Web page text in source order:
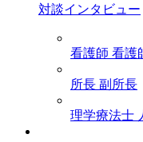
対談インタビュー
看護師 看護
所長 副所長
理学療法士